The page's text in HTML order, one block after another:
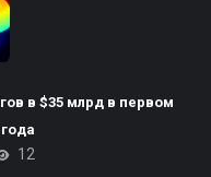
в $35 млрд в первом
12для